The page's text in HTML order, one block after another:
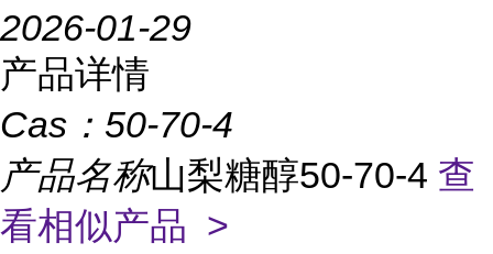
2026-01-29
产品详情
Cas： 50-70-4
产品名称山梨糖醇50-70-4 查
看相似产品 >